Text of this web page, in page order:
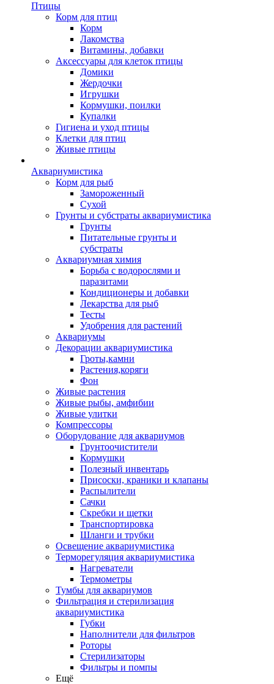
Птицы
Корм для птиц
Корм
Лакомства
Витамины, добавки
Аксессуары для клеток птицы
Домики
Жердочки
Игрушки
Кормушки, поилки
Купалки
Гигиена и уход птицы
Клетки для птиц
Живые птицы
Аквариумистика
Корм для рыб
Замороженный
Сухой
Грунты и субстраты аквариумистика
Грунты
Питательные грунты и
субстраты
Аквариумная химия
Борьба с водорослями и
паразитами
Кондиционеры и добавки
Лекарства для рыб
Тесты
Удобрения для растений
Аквариумы
Декорации аквариумистика
Гроты,камни
Растения,коряги
Фон
Живые растения
Живые рыбы, амфибии
Живые улитки
Компрессоры
Оборудование для аквариумов
Грунтоочистители
Кормушки
Полезный инвентарь
Присоски, краники и клапаны
Распылители
Сачки
Скребки и щетки
Транспортировка
Шланги и трубки
Освещение аквариумистика
Терморегуляция аквариумистика
Нагреватели
Термометры
Тумбы для аквариумов
Фильтрация и стерилизация
аквариумистика
Губки
Наполнители для фильтров
Роторы
Стерилизаторы
Фильтры и помпы
Ещё